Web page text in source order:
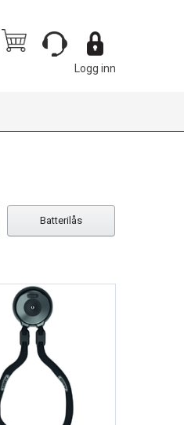
Logg inn
Batterilås